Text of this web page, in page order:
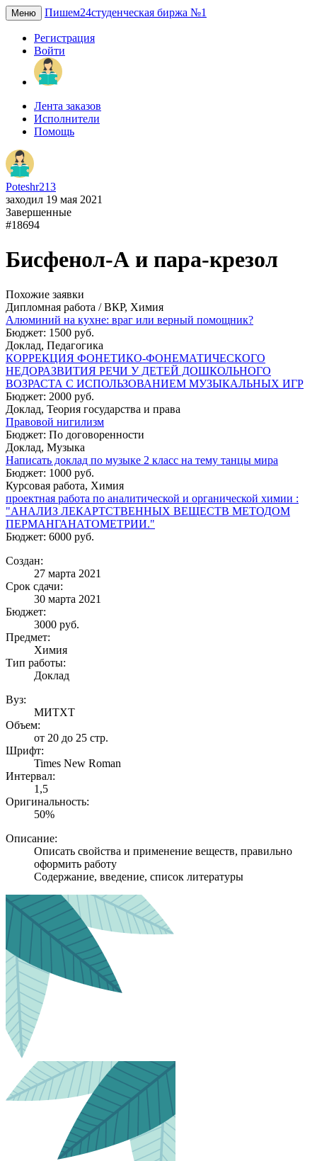
Меню Пишем24студенческая биржа №1
Регистрация
Войти
Лента заказов
Исполнители
Помощь
Poteshr213
заходил 19 мая 2021
Завершенные
#18694
Бисфенол-А и пара-крезол
Похожие заявки
Дипломная работа / ВКР, Химия
Алюминий на кухне: враг или верный помощник?
Бюджет: 1500 руб.
Доклад, Педагогика
КОРРЕКЦИЯ ФОНЕТИКО-ФОНЕМАТИЧЕСКОГО
НЕДОРАЗВИТИЯ РЕЧИ У ДЕТЕЙ ДОШКОЛЬНОГО
ВОЗРАСТА С ИСПОЛЬЗОВАНИЕМ МУЗЫКАЛЬНЫХ ИГР
Бюджет: 2000 руб.
Доклад, Теория государства и права
Правовой нигилизм
Бюджет: По договоренности
Доклад, Музыка
Написать доклад по музыке 2 класс на тему танцы мира
Бюджет: 1000 руб.
Курсовая работа, Химия
проектная работа по аналитической и органической химии :
"АНАЛИЗ ЛЕКАРТСТВЕННЫХ ВЕЩЕСТВ МЕТОДОМ
ПЕРМАНГАНАТОМЕТРИИ."
Бюджет: 6000 руб.
Создан:
27 марта 2021
Срок сдачи:
30 марта 2021
Бюджет:
3000 руб.
Предмет:
Химия
Тип работы:
Доклад
Вуз:
МИТХТ
Объем:
от 20 до 25 стр.
Шрифт:
Times New Roman
Интервал:
1,5
Оригинальность:
50%
Описание:
Описать свойства и применение веществ, правильно
оформить работу
Содержание, введение, список литературы